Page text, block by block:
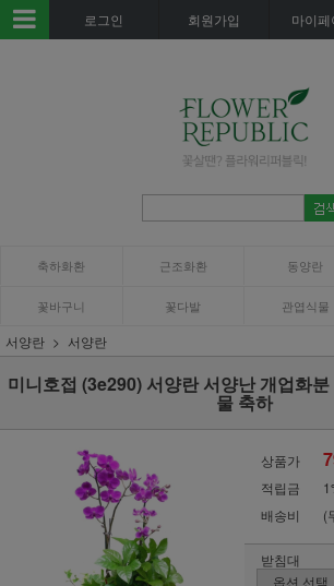
로그인 회원가입 마이페
축하화환 근조화환 동양란
꽃바구니 꽃다발 관엽식물
서양란 서양란
미니호접 (3e290) 서양란 서양난 개업화
물 축하
상품가
적립금
배송비
(
받침대